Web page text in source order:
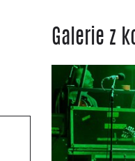
Galerie z